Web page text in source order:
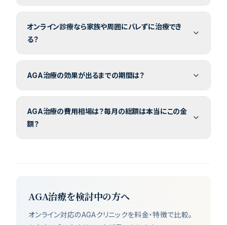
オンライン診療なら家族や周囲にバレずに治療でき
る？
AGA治療の効果が出るまでの期間は？
AGA治療の費用相場は？毎月の総額は本当にこの金
額？
AGA治療を検討中の方へ
オンライン対応のAGAクリニックを料金・特徴で比較。